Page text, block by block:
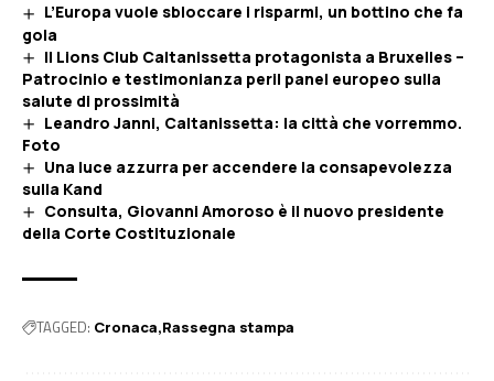
L’Europa vuole sbloccare i risparmi, un bottino che fa
gola
Il Lions Club Caltanissetta protagonista a Bruxelles –
Patrocinio e testimonianza peril panel europeo sulla
salute di prossimità
Leandro Janni, Caltanissetta: la città che vorremmo.
Foto
Una luce azzurra per accendere la consapevolezza
sulla Kand
Consulta, Giovanni Amoroso è il nuovo presidente
della Corte Costituzionale
TAGGED: Cronaca Rassegna stampa